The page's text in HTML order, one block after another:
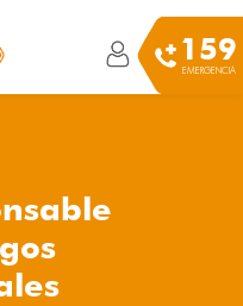
159
EMERGENCIA